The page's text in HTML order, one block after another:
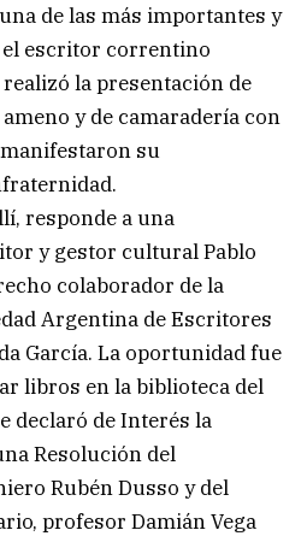
de las más importantes y
el escritor correntino
la presentación de
y de camaradería con
su
responde a una
y gestor cultural Pablo
colaborador de la
Argentina de Escritores
García. La oportunidad fue
libros en la biblioteca del
declaró de Interés la
Resolución del
Rubén Dusso y del
profesor Damián Vega